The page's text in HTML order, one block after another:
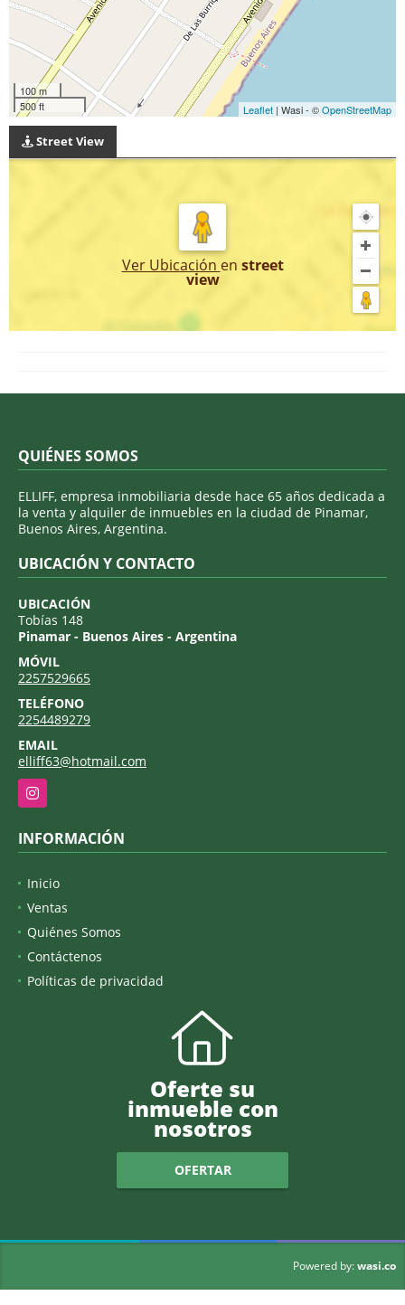
100 m
500 ft
Leaflet | Wasi - ©OpenStreetMap
Street View
Ver Ubicación en street
view
QUIÉNES SOMOS
ELLIFF, empresa inmobiliaria desde hace 65 años dedicada a
la venta y alquiler de inmuebles en la ciudad de Pinamar,
Buenos Aires, Argentina.
UBICACIÓN Y CONTACTO
UBICACIÓN
Tobías 148
Pinamar - Buenos Aires - Argentina
MÓVIL
2257529665
TELÉFONO
2254489279
EMAIL
elliff63@hotmail.com
Instagram
INFORMACIÓN
Inicio
Ventas
Quiénes Somos
Contáctenos
Políticas de privacidad
Oferte su
inmueble con
nosotros
OFERTAR
Powered by:wasi.co